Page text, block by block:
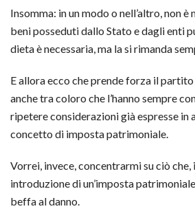
Insomma: in un modo o nell’altro, non
beni posseduti dallo Stato e dagli enti
dieta è necessaria, ma la si rimanda
E allora ecco che prende forza il
anche tra coloro che l’hanno sempre
ripetere considerazioni già espresse in
concetto di imposta patrimoniale.
Vorrei, invece, concentrarmi su ciò che,
introduzione di un’imposta
beffa al danno.